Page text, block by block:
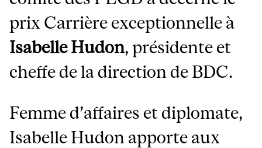
prix Carrière exceptionnelle à
Isabelle Hudon, présidente et
cheffe de la direction de BDC.
Femme d’affaires et diplomate,
Isabelle Hudon apporte aux